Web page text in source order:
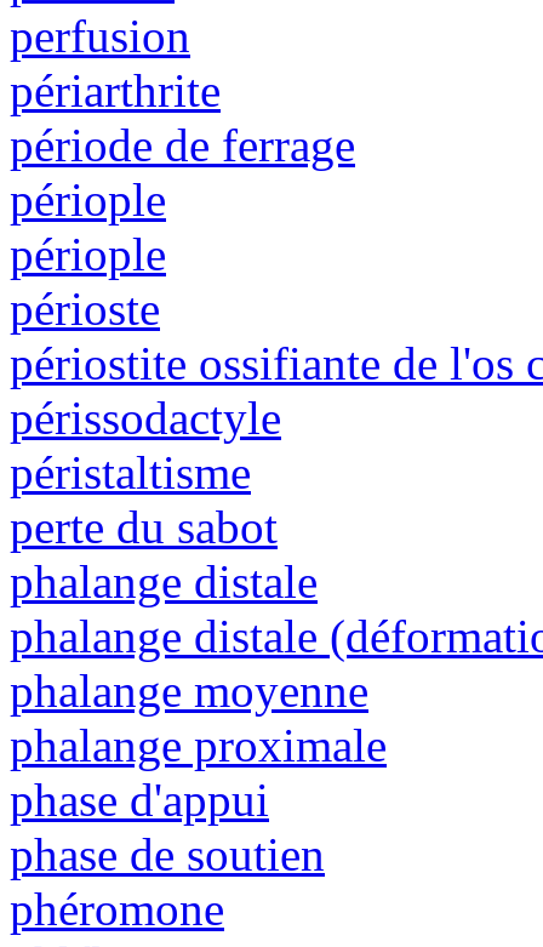
perfusion
périarthrite
période de ferrage
périople
périople
périoste
périostite ossifiante de l'os
périssodactyle
péristaltisme
perte du sabot
phalange distale
phalange distale
phalange moyenne
phalange proximale
phase d'appui
phase de soutien
phéromone